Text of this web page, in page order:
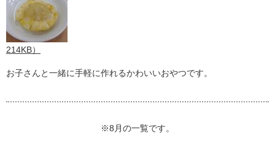
214KB）
お子さんと一緒に手軽に作れるかわいいおやつです。
※8月の一覧です。